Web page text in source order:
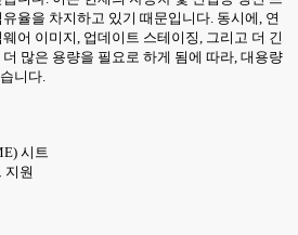
율을 차지하고 있기 때문입니다. 동시에, 연
어 이미지, 업데이트 스테이징, 그리고 더 긴
많은 용량을 필요로 하게 됨에 따라, 대용량
니다.
시트
지원